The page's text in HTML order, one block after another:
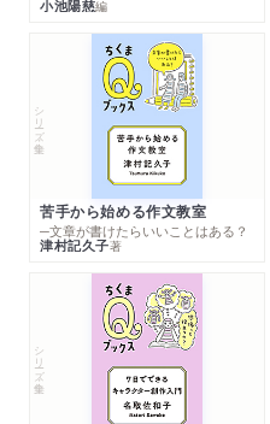
小池陽慈編
シリーズ・全集
苦手から始める作文教室
─文章が書けたらいいことはある？
津村記久子著
シリーズ・全集